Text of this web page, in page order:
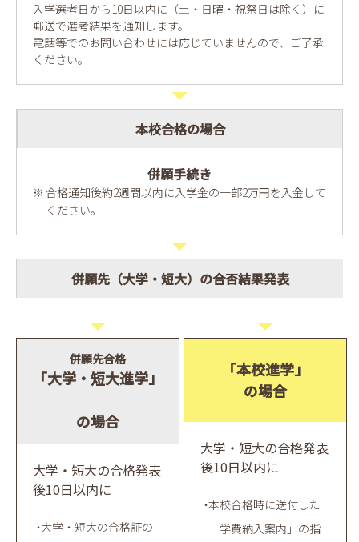
入学選考日から10日以内に（土・日曜・祝祭日は除く）に
郵送で選考結果を通知します。
電話等でのお問い合わせには応じていませんので、ご了承
ください。
本校合格の場合
併願手続き
合格通知後約2週間以内に入学金の一部2万円を入金して
ください。
併願先（大学・短大）の合否結果発表
併願先合格
「大学・短大進学」
の場合
大学・短大の合格発表
後10日以内に
大学・短大の合格証の
「本校進学」
の場合
大学・短大の合格発表
後10日以内に
本校合格時に送付した
「学費納入案内」の指